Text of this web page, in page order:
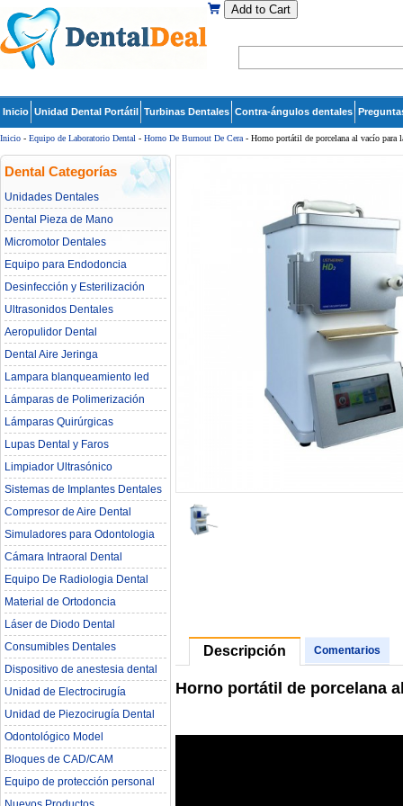
Add to Cart
Inicio Unidad Dental Portátil Turbinas Dentales Contra-ángulos dentales
Inicio - Equipo de Laboratorio Dental - Horno De Burnout De Cera - Horno portátil de porcelana al vacío para
Dental Categorías
Unidades Dentales
Dental Pieza de Mano
Micromotor Dentales
Equipo para Endodoncia
Desinfección y Esterilización
Ultrasonidos Dentales
Aeropulidor Dental
Dental Aire Jeringa
Lampara blanqueamiento led
dental
Lámparas de Polimerización
Lámparas Quirúrgicas
Lupas Dental y Faros
Limpiador Ultrasónico
Sistemas de Implantes Dentales
Compresor de Aire Dental
Simuladores para Odontologia
Cámara Intraoral Dental
Equipo De Radiologia Dental‎
Material de Ortodoncia
Láser de Diodo Dental
Consumibles Dentales
Dispositivo de anestesia dental
Unidad de Electrocirugía
Unidad de Piezocirugía Dental
Odontológico Model
Bloques de CAD/CAM
Equipo de protección personal
Descripción Comentarios
Horno portátil de porcelana